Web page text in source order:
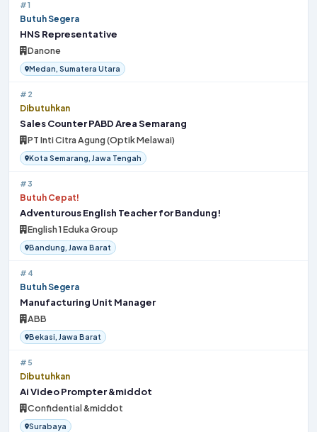
#1
Butuh Segera
HNS Representative
Danone
Medan, Sumatera Utara
#2
Dibutuhkan
Sales Counter PABD Area Semarang
PT Inti Citra Agung (Optik Melawai)
Kota Semarang, Jawa Tengah
#3
Butuh Cepat!
Adventurous English Teacher for Bandung!
English 1 Eduka Group
Bandung, Jawa Barat
#4
Butuh Segera
Manufacturing Unit Manager
ABB
Bekasi, Jawa Barat
#5
Dibutuhkan
Ai Video Prompter &middot
Confidential &middot
Surabaya